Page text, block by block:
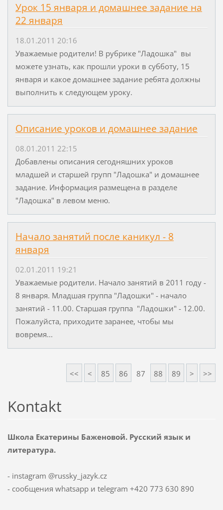
Урок 15 января и домашнее задание на
22 января
18.01.2011 20:16
Уважаемые родители! В рубрике "Ладошка" вы
можете узнать, как прошли уроки в субботу, 15
января и какое домашнее задание ребята должны
выполнить к следующем уроку.
Описание уроков и домашнее задание
08.01.2011 22:15
Добавлены описания сегодняшних уроков
младшей и старшей групп "Ладошка" и домашнее
задание. Информация размещена в разделе
"Ладошка" в левом меню.
Начало занятий после каникул - 8
января
02.01.2011 19:21
Уважаемые родители. Начало занятий в 2011 году -
8 января. Младшая группа "Ладошки" - начало
занятий - 11.00. Старшая группа "Ладошки" - 12.00.
Пожалуйста, приходите заранее, чтобы мы
вовремя...
<< < 85 86 87 88 89 > >>
Kontakt
Школа Екатерины Баженовой. Русский язык и
литература.
- instagram @russky_jazyk.cz
- сообщения whatsapp и telegram +420 773 630 890